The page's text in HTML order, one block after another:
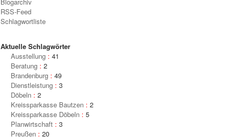
Blogarchiv
RSS-Feed
Schlagwortliste
Aktuelle Schlagwörter
Ausstellung: 41
Beratung: 2
Brandenburg: 49
Dienstleistung: 3
Döbeln: 2
Kreissparkasse Bautzen: 2
Kreissparkasse Döbeln: 5
Planwirtschaft: 3
Preußen: 20